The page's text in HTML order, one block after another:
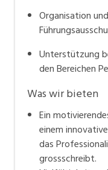
Organisation
Unterstützung
den Bereichen
Was wir bieten
Ein
einem
das
grossschreibt.